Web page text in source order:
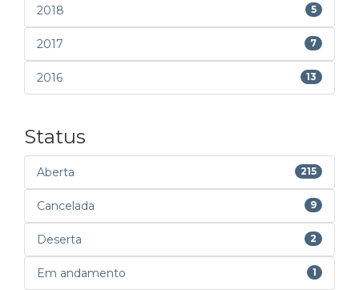
2018 5
2017 7
2016 13
Status
Aberta 215
Cancelada 9
Deserta 2
Em andamento 1